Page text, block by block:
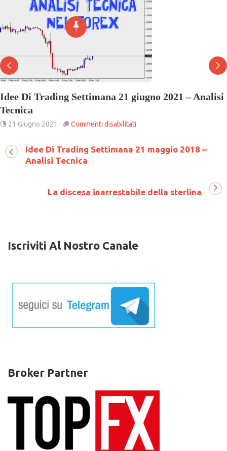
Idee Di Trading Settimana 21 giugno 2021 – Analisi
Tecnica
21 Giugno 2021 Commenti disabilitati
Trading
2021
–
Idee Di Trading Settimana 21 maggio 2018 –
Analisi Tecnica
La discesa inarrestabile della sterlina
Iscriviti Al Nostro Canale
Broker Partner